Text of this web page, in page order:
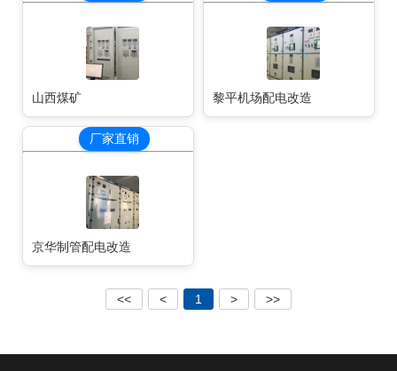
山西煤矿 黎平机场配电改造
厂家直销
京华制管配电改造
<< < 1 > >>